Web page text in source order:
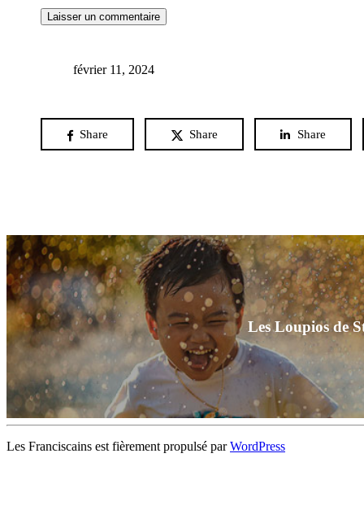
février 11, 2024
Share Share Share
Les Loupios de
Les Franciscains est fièrement propulsé parWordPress